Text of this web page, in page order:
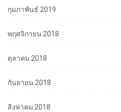
กุมภาพันธ์ 2019
พฤศจิกายน 2018
ตุลาคม 2018
กันยายน 2018
สิงหาคม 2018